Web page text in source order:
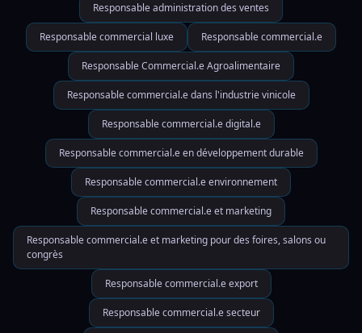
Responsable administration des ventes
Responsable commercial luxe Responsable commercial.e
Responsable Commercial.e Agroalimentaire
Responsable commercial.e dans l'industrie vinicole
Responsable commercial.e digital.e
Responsable commercial.e en développement durable
Responsable commercial.e environnement
Responsable commercial.e et marketing
Responsable commercial.e et marketing pour des foires, salons ou
congrès
Responsable commercial.e export
Responsable commercial.e secteur